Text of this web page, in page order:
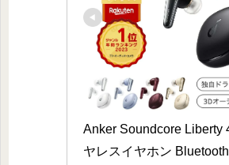
Anker Soundcore Liberty
ヤレスイヤホン Bluetooth